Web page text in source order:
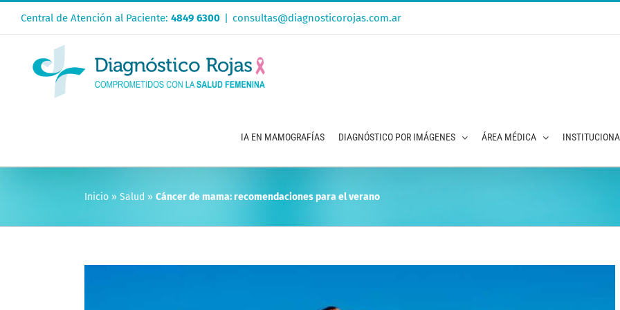
Central de Atención al Paciente: 4849 6300 | consultas@diagnosticorojas.com.ar
IA EN MAMOGRAFÍAS DIAGNÓSTICO POR IMÁGENES ÁREA MÉDICA
Inicio » Salud » Cáncer de mama: recomendaciones para el verano